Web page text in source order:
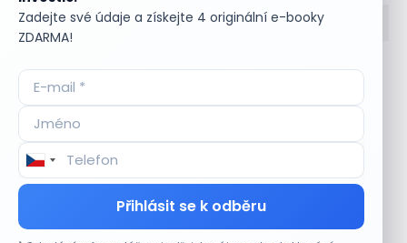
Zadejte své údaje a získejte 4 originální e-booky
ZDARMA!
Přihlásit se k odběru
Accumulate
ADR (Americké
depozitní certifikáty)
Advokátní úschova
Akcie
Akcie kmenová
Akcie na doručitele
Akcie prioritní
Akciové riziko (Risk On
Komoditní trhy
Kontinuální režim
Korporátní dluhopisy
Kotovaná měna
Krátká pozice
Krátká pozice (short